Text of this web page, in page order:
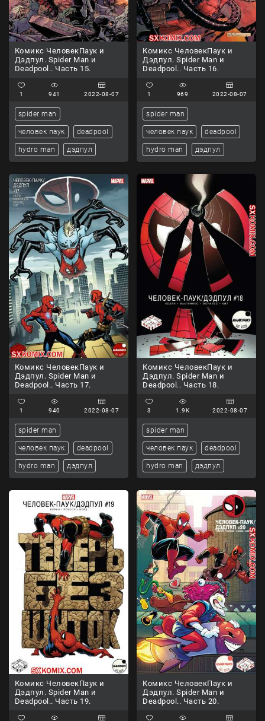
Комикс ЧеловекПаук и
Дэдпул. Spider Man и
Deadpool.. Часть 15.
1 941 2022-08-07
spider man
человек паук deadpool
hydro man дэдпул
Комикс ЧеловекПаук и
Дэдпул. Spider Man и
Deadpool.. Часть 16.
1 969 2022-08-07
spider man
человек паук deadpool
hydro man дэдпул
Комикс ЧеловекПаук и
Дэдпул. Spider Man и
Deadpool.. Часть 17.
1 940 2022-08-07
spider man
человек паук deadpool
hydro man дэдпул
Комикс ЧеловекПаук и
Дэдпул. Spider Man и
Deadpool.. Часть 18.
3 1.9K 2022-08-07
spider man
человек паук deadpool
hydro man дэдпул
Комикс ЧеловекПаук и
Дэдпул. Spider Man и
Deadpool.. Часть 19.
Комикс ЧеловекПаук и
Дэдпул. Spider Man и
Deadpool.. Часть 20.